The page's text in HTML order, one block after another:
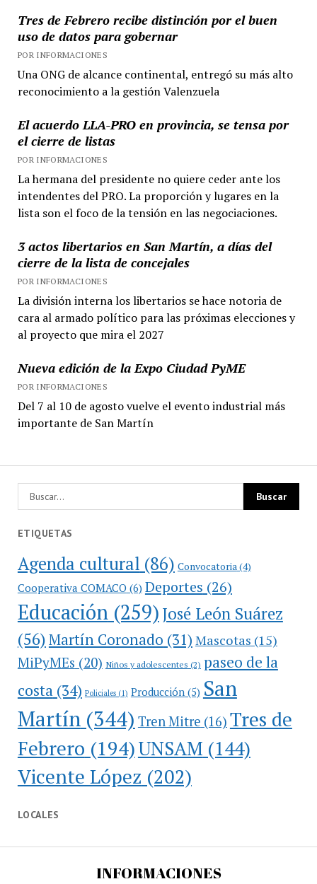
Tres de Febrero recibe distinción por el buen
uso de datos para gobernar
POR INFORMACIONES
Una ONG de alcance continental, entregó su más alto
reconocimiento a la gestión Valenzuela
El acuerdo LLA-PRO en provincia, se tensa por
el cierre de listas
POR INFORMACIONES
La hermana del presidente no quiere ceder ante los
intendentes del PRO. La proporción y lugares en la
lista son el foco de la tensión en las negociaciones.
3 actos libertarios en San Martín, a días del
cierre de la lista de concejales
POR INFORMACIONES
La división interna los libertarios se hace notoria de
cara al armado político para las próximas elecciones y
al proyecto que mira el 2027
Nueva edición de la Expo Ciudad PyME
POR INFORMACIONES
Del 7 al 10 de agosto vuelve el evento industrial más
importante de San Martín
ETIQUETAS
Agenda cultural (86) Convocatoria (4)
Cooperativa COMACO(6) Deportes (26)
Educación(259)José León Suárez
(56)Martín Coronado (31) Mascotas (15)
MiPyMEs (20) Niños y adolescentes (2) paseo de la
costa(34) Policiales(1) Producción(5) San
Martín(344) Tren Mitre (16) Tres de
Febrero (194)UNSAM (144)
Vicente López (202)
LOCALES
INFORMACIONES